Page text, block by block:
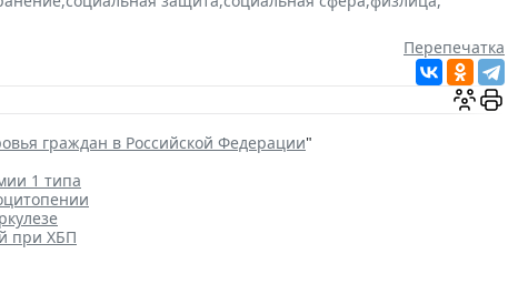
Перепечатка
граждан в Российской Федерации"
1 типа
при ХБП